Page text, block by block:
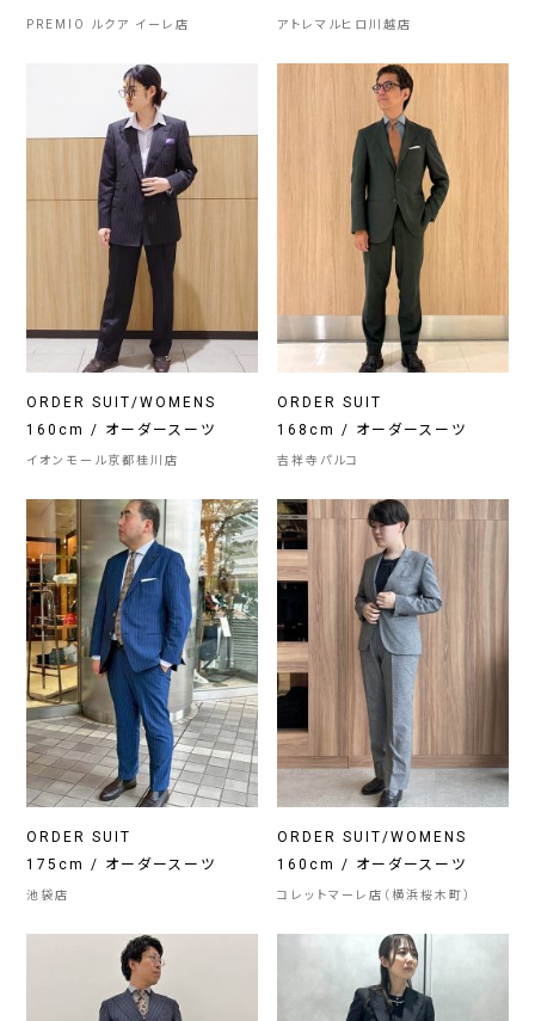
PREMIO ルクア イーレ店 アトレマルヒロ川越店
ORDER SUIT/WOMENS
160cm / オーダースーツ
イオンモール京都桂川店
ORDER SUIT
168cm / オーダースーツ
吉祥寺パルコ
ORDER SUIT
175cm / オーダースーツ
池袋店
ORDER SUIT/WOMENS
160cm / オーダースーツ
コレットマーレ店（横浜桜木町）